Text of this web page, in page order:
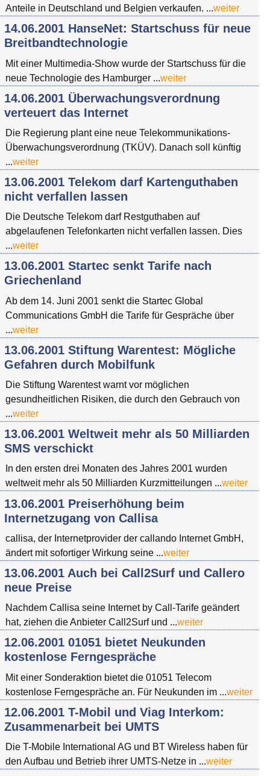
Anteile in Deutschland und Belgien verkaufen. ...weiter
14.06.2001 HanseNet: Startschuss für neue
Breitbandtechnologie
Mit einer Multimedia-Show wurde der Startschuss für die
neue Technologie des Hamburger ...weiter
14.06.2001 Überwachungsverordnung
verteuert das Internet
Die Regierung plant eine neue Telekommunikations-
Überwachungsverordnung (TKÜV). Danach soll künftig
...weiter
13.06.2001 Telekom darf Kartenguthaben
nicht verfallen lassen
Die Deutsche Telekom darf Restguthaben auf
abgelaufenen Telefonkarten nicht verfallen lassen. Dies
...weiter
13.06.2001 Startec senkt Tarife nach
Griechenland
Ab dem 14. Juni 2001 senkt die Startec Global
Communications GmbH die Tarife für Gespräche über
...weiter
13.06.2001 Stiftung Warentest: Mögliche
Gefahren durch Mobilfunk
Die Stiftung Warentest warnt vor möglichen
gesundheitlichen Risiken, die durch den Gebrauch von
...weiter
13.06.2001 Weltweit mehr als 50 Milliarden
SMS verschickt
In den ersten drei Monaten des Jahres 2001 wurden
weltweit mehr als 50 Milliarden Kurzmitteilungen ...weiter
13.06.2001 Preiserhöhung beim
Internetzugang von Callisa
callisa, der Internetprovider der callando Internet GmbH,
ändert mit sofortiger Wirkung seine ...weiter
13.06.2001 Auch bei Call2Surf und Callero
neue Preise
Nachdem Callisa seine Internet by Call-Tarife geändert
hat, ziehen die Anbieter Call2Surf und ...weiter
12.06.2001 01051 bietet Neukunden
kostenlose Ferngespräche
Mit einer Sonderaktion bietet die 01051 Telecom
kostenlose Ferngespräche an. Für Neukunden im ...weiter
12.06.2001 T-Mobil und Viag Interkom:
Zusammenarbeit bei UMTS
Die T-Mobile International AG und BT Wireless haben für
den Aufbau und Betrieb ihrer UMTS-Netze in ...weiter